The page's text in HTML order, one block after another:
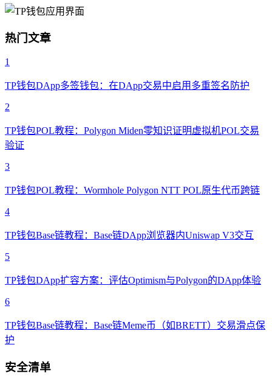
热门文章
1
TP钱包DApp多签钱包：在DApp交易中启用多重签名防护
2
TP钱包POL教程：Polygon Miden零知识证明虚拟机POL交易
验证
3
TP钱包POL教程：Wormhole Polygon NTT POL原生代币跨链
4
TP钱包Base链教程：Base链DApp浏览器内Uniswap V3交互
5
TP钱包DApp扩容方案：评估Optimism与Polygon的DApp体验
6
TP钱包Base链教程：Base链Meme币（如BRETT）交易滑点保
护
安全清单